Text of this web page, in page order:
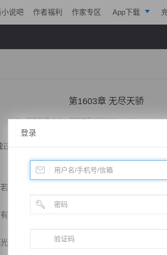
说吧 作者福利 作家专区 App下载
第1603章 无尽天骄
小说：凌天战魂作者：拓跋流云更新时间：2019-01-22
不过从他做的事情来看，就知道他人品恶
说出去的话，非常不光彩。
事情都将摆在台面上。
明磊落。
登录